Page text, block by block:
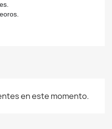
en este momento.